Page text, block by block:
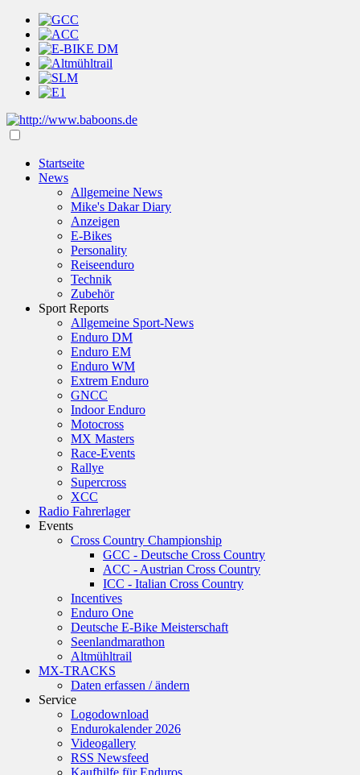
Startseite
News
Allgemeine News
Mike's Dakar Diary
Anzeigen
E-Bikes
Personality
Reiseenduro
Technik
Zubehör
Sport Reports
Allgemeine Sport-News
Enduro DM
Enduro EM
Enduro WM
Extrem Enduro
GNCC
Indoor Enduro
Motocross
MX Masters
Race-Events
Rallye
Supercross
XCC
Radio Fahrerlager
Events
Cross Country Championship
GCC - Deutsche Cross Country
ACC - Austrian Cross Country
ICC - Italian Cross Country
Incentives
Enduro One
Deutsche E-Bike Meisterschaft
Seenlandmarathon
Altmühltrail
MX-TRACKS
Daten erfassen / ändern
Service
Logodownload
Endurokalender 2026
Videogallery
RSS Newsfeed
Kaufhilfe für Enduros